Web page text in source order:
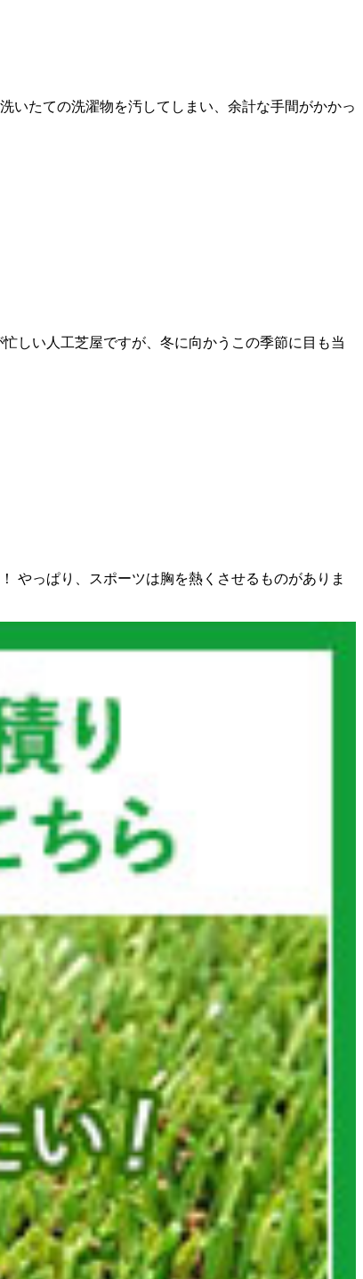
いたての洗濯物を汚してしまい、余計な手間がかかっ
しい人工芝屋ですが、冬に向かうこの季節に目も当
やっぱり、スポーツは胸を熱くさせるものがありま